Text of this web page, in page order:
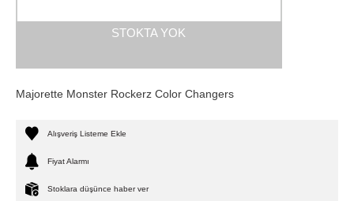
STOKTA YOK
Majorette Monster Rockerz Color Changers
Alışveriş Listeme Ekle
Fiyat Alarmı
Stoklara düşünce haber ver